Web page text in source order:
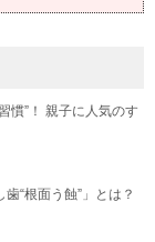
慣”！ 親子に人気のす
“根面う蝕”」とは？